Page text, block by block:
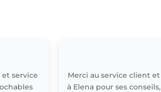
et service
Merci au service client et
à Elena pour ses conseils,